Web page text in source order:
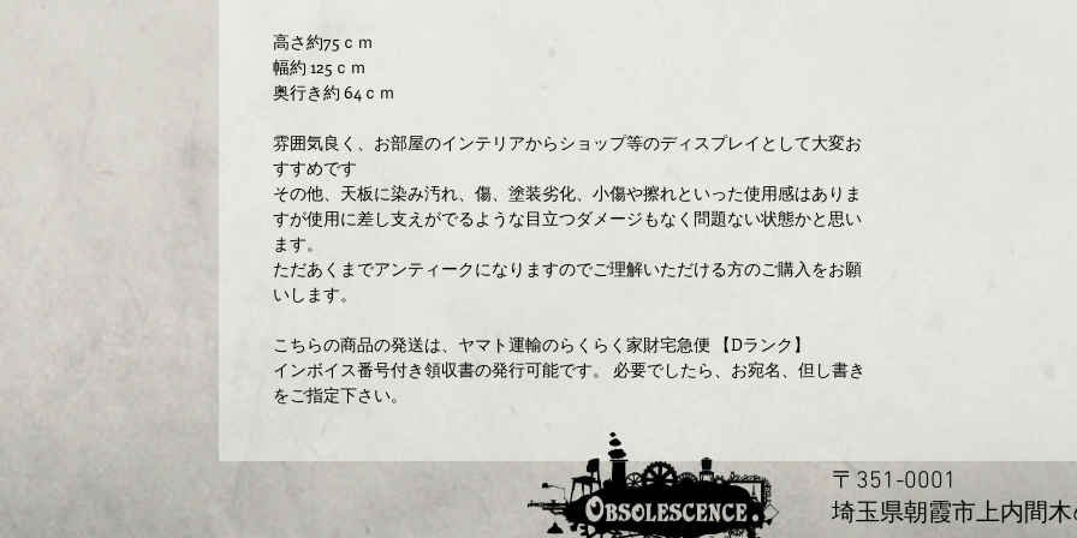
高さ約75ｃｍ
幅約 125ｃｍ
奥行き約 64ｃｍ
雰囲気良く、お部屋のインテリアからショップ等のディスプレイとして大変お
すすめです
その他、天板に染み汚れ、傷、塗装劣化、小傷や擦れといった使用感はありま
すが使用に差し支えがでるような目立つダメージもなく問題ない状態かと思い
ます。
ただあくまでアンティークになりますのでご理解いただける方のご購入をお願
いします。
こちらの商品の発送は、ヤマト運輸のらくらく家財宅急便 【Dランク】
インボイス番号付き領収書の発行可能です。 必要でしたら、お宛名、但し書き
をご指定下さい。
〒351-0001
埼玉県朝霞市上内間木